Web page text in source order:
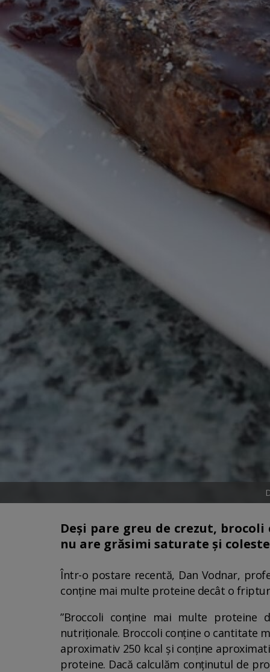
Deși pare greu de crezut,
nu are grăsimi saturate și
Într-o postare recentă, Dan Vodnar,
conține mai multe proteine decât o
”Broccoli conține mai multe proteine
nutriționale. Broccoli conține o cantitate
aproximativ 250 kcal și conține
proteine. Dacă calculăm conținutul de